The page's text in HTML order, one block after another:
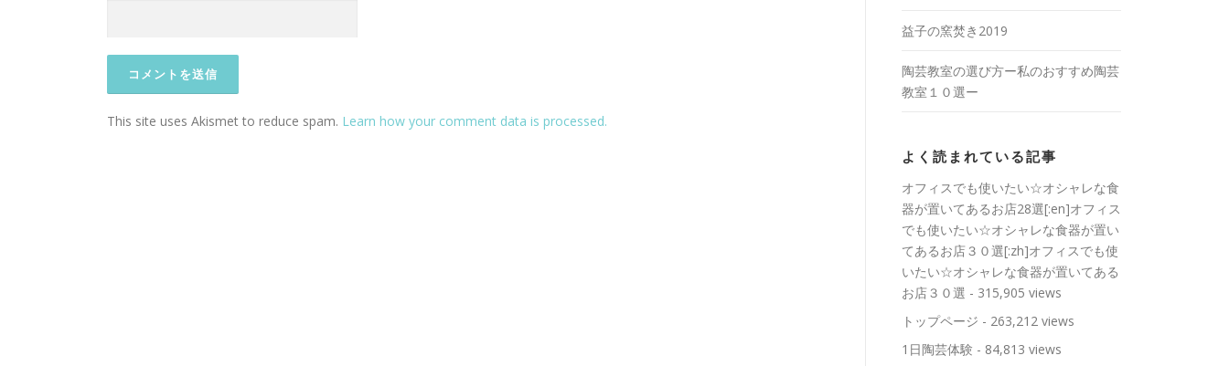
This site uses Akismet to reduce spam. Learn how your comment data is processed.
益子の窯焚き2019
陶芸教室の選び方ー私のおすすめ陶芸
教室１０選ー
よく読まれている記事
オフィスでも使いたい☆オシャレな食
器が置いてあるお店28選[:en]オフィス
でも使いたい☆オシャレな食器が置い
てあるお店３０選[:zh]オフィスでも使
いたい☆オシャレな食器が置いてある
お店３０選 - 315,905 views
トップページ - 263,212 views
1日陶芸体験 - 84,813 views